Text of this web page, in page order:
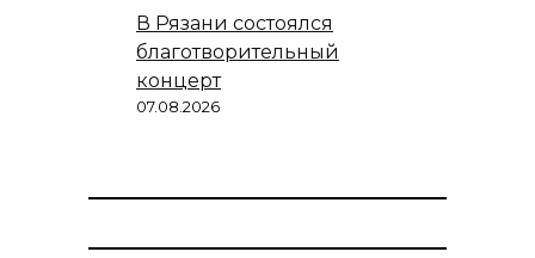
В Рязани состоялся
благотворительный
концерт
07.08.2026